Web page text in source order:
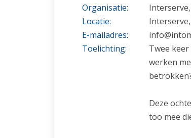
Organisatie:
Locatie:
E-mailadres:
Toelichting:
Twee
werken
Deze
too mee